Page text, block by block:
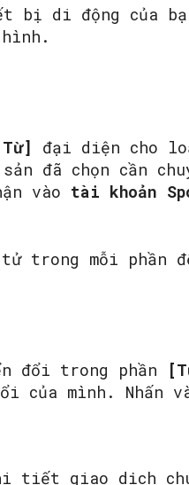
bị di động của
đại diện cho
đã chọn cần
vào tài khoản
trong mỗi phần
đổi trong phần
mình. Nhấn
giao dịch